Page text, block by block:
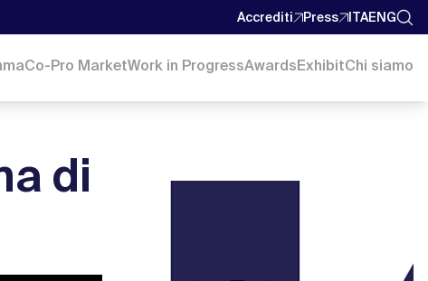
Accrediti Press ITAENG
Co-Pro MarketWork in ProgressAwardsExhibitChi siamo
di